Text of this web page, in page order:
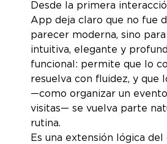
Desde la primera
App deja claro que no fue
parecer moderna, sino
intuitiva, elegante y
funcional: permite que lo
resuelva con fluidez, y que
—como organizar un
visitas— se vuelva parte
rutina.
Es una extensión lógica